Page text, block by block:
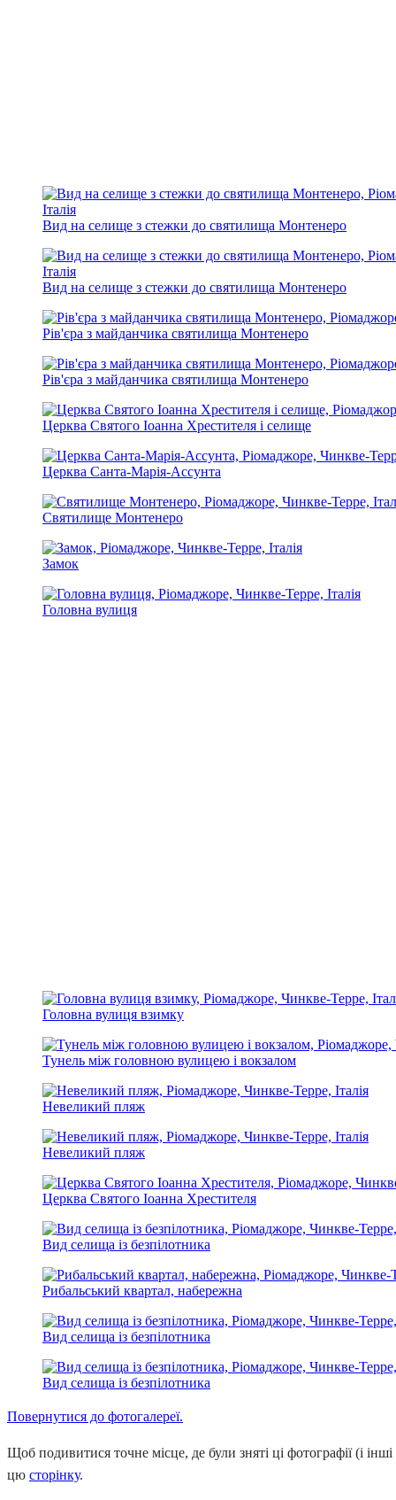
Вид на селище з стежки до святилища Монтенеро
Вид на селище з стежки до святилища Монтенеро
Рів'єра з майданчика святилища Монтенеро
Рів'єра з майданчика святилища Монтенеро
Церква Святого Іоанна Хрестителя і селище
Церква Санта-Марія-Ассунта
Святилище Монтенеро
Замок
Головна вулиця
Головна вулиця взимку
Тунель між головною вулицею і вокзалом
Невеликий пляж
Невеликий пляж
Церква Святого Іоанна Хрестителя
Вид селища із безпілотника
Рибальський квартал, набережна
Вид селища із безпілотника
Вид селища із безпілотника
Повернутися до фотогалереї.
Щоб подивитися точне місце, де були зняті ці фотографії (і
цю сторінку.